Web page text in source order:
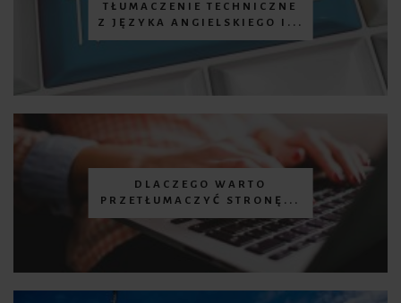
TŁUMACZENIE TECHNICZNE
Z JĘZYKA ANGIELSKIEGO I...
DLACZEGO WARTO
PRZETŁUMACZYĆ STRONĘ...